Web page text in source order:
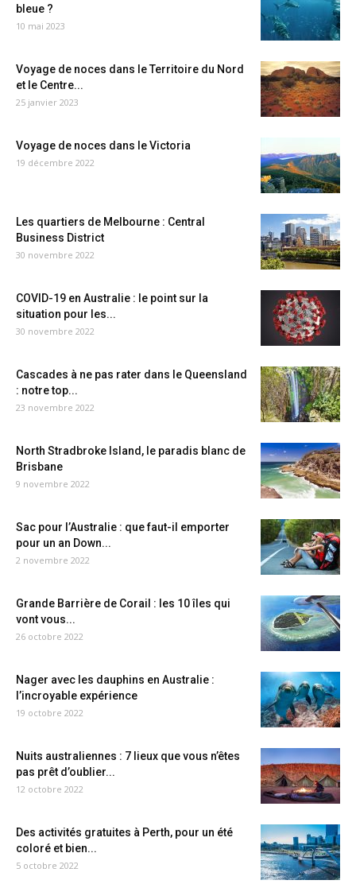
bleue ?
10 mai 2023
Voyage de noces dans le Territoire du Nord
et le Centre...
25 janvier 2023
Voyage de noces dans le Victoria
19 décembre 2022
Les quartiers de Melbourne : Central
Business District
30 novembre 2022
COVID-19 en Australie : le point sur la
situation pour les...
30 novembre 2022
Cascades à ne pas rater dans le Queensland
: notre top...
23 novembre 2022
North Stradbroke Island, le paradis blanc de
Brisbane
9 novembre 2022
Sac pour l’Australie : que faut-il emporter
pour un an Down...
2 novembre 2022
Grande Barrière de Corail : les 10 îles qui
vont vous...
26 octobre 2022
Nager avec les dauphins en Australie :
l’incroyable expérience
19 octobre 2022
Nuits australiennes : 7 lieux que vous n’êtes
pas prêt d’oublier...
12 octobre 2022
Des activités gratuites à Perth, pour un été
coloré et bien...
5 octobre 2022